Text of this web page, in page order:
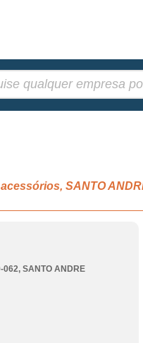
SANTO
062, SANTO ANDRE